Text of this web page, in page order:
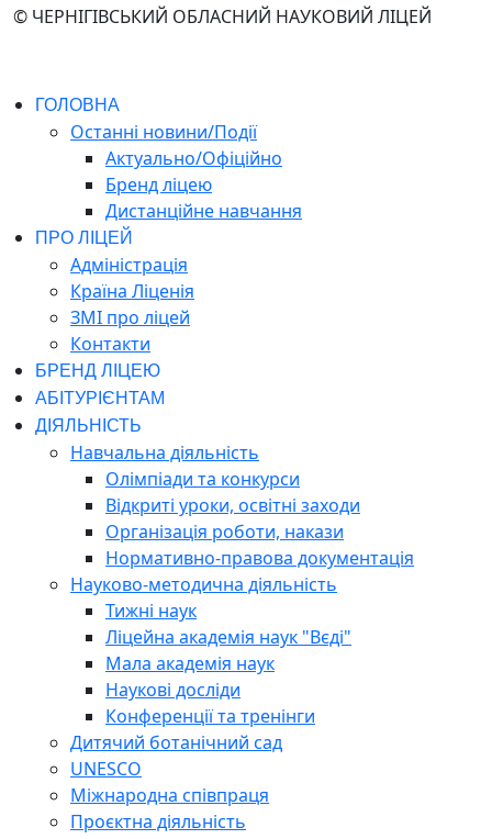
© ЧЕРНІГІВСЬКИЙ ОБЛАСНИЙ НАУКОВИЙ ЛІЦЕЙ
ГОЛОВНА
Останні новини/Події
Актуально/Офіційно
Бренд ліцею
Дистанційне навчання
ПРО ЛІЦЕЙ
Адміністрація
Країна Ліценія
ЗМІ про ліцей
Контакти
БРЕНД ЛІЦЕЮ
АБІТУРІЄНТАМ
ДІЯЛЬНІСТЬ
Навчальна діяльність
Олімпіади та конкурси
Відкриті уроки, освітні заходи
Організація роботи, накази
Нормативно-правова документація
Науково-методична діяльність
Тижні наук
Ліцейна академія наук "Вєді"
Мала академія наук
Наукові досліди
Конференції та тренінги
Дитячий ботанічний сад
UNESCO
Міжнародна співпраця
Проєктна діяльність